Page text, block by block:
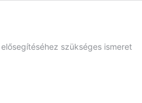
szükséges ismeret